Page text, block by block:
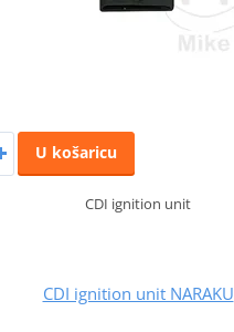
U košaricu
CDI ignition unit
CDI ignition unit NARAKU